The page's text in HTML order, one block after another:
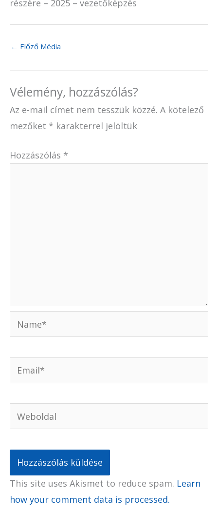
részére – 2025 – vezetőképzés
← Előző Média
Vélemény, hozzászólás?
Az e-mail címet nem tesszük közzé. A kötelező
mezőket * karakterrel jelöltük
Hozzászólás *
Name*
Email*
Weboldal
This site uses Akismet to reduce spam. Learn
how your comment data is processed.